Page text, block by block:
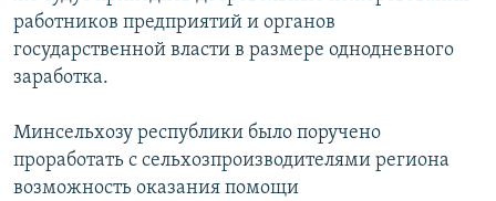
работников предприятий и органов
государственной власти в размере однодневного
заработка.
Минсельхозу республики было поручено
проработать с сельхозпроизводителями региона
возможность оказания помощи